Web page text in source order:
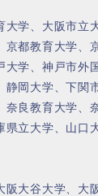
大学、大阪市立
京都教育大学、
大学、神戸市外
静岡大学、下関
奈良教育大学、
県立大学、山口
大谷大学、大